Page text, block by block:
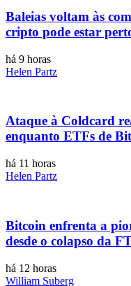
Baleias voltam às
cripto pode estar
há 9 horas
Helen Partz
Ataque à Coldcard
enquanto ETFs de
há 11 horas
Helen Partz
Bitcoin enfrenta a
desde o colapso da
há 12 horas
William Suberg